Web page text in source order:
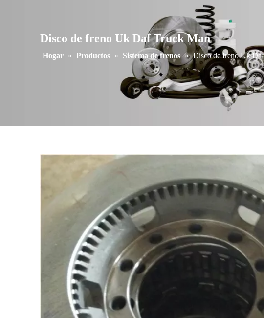
Disco de freno Uk Daf Truck Man
Hogar » Productos » Sistema de frenos » Disco de freno Uk